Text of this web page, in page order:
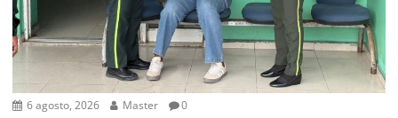
6 agosto, 2026 Master 0